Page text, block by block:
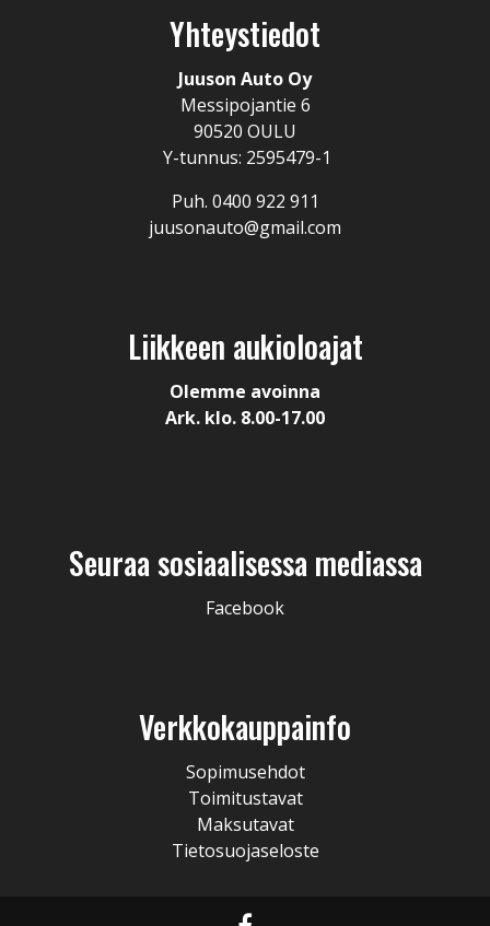
Yhteystiedot
Juuson Auto Oy
Messipojantie 6
90520 OULU
Y-tunnus: 2595479-1
Puh. 0400 922 911
juusonauto@gmail.com
Liikkeen aukioloajat
Olemme avoinna
Ark. klo. 8.00-17.00
Seuraa sosiaalisessa mediassa
Facebook
Verkkokauppainfo
Sopimusehdot
Toimitustavat
Maksutavat
Tietosuojaseloste